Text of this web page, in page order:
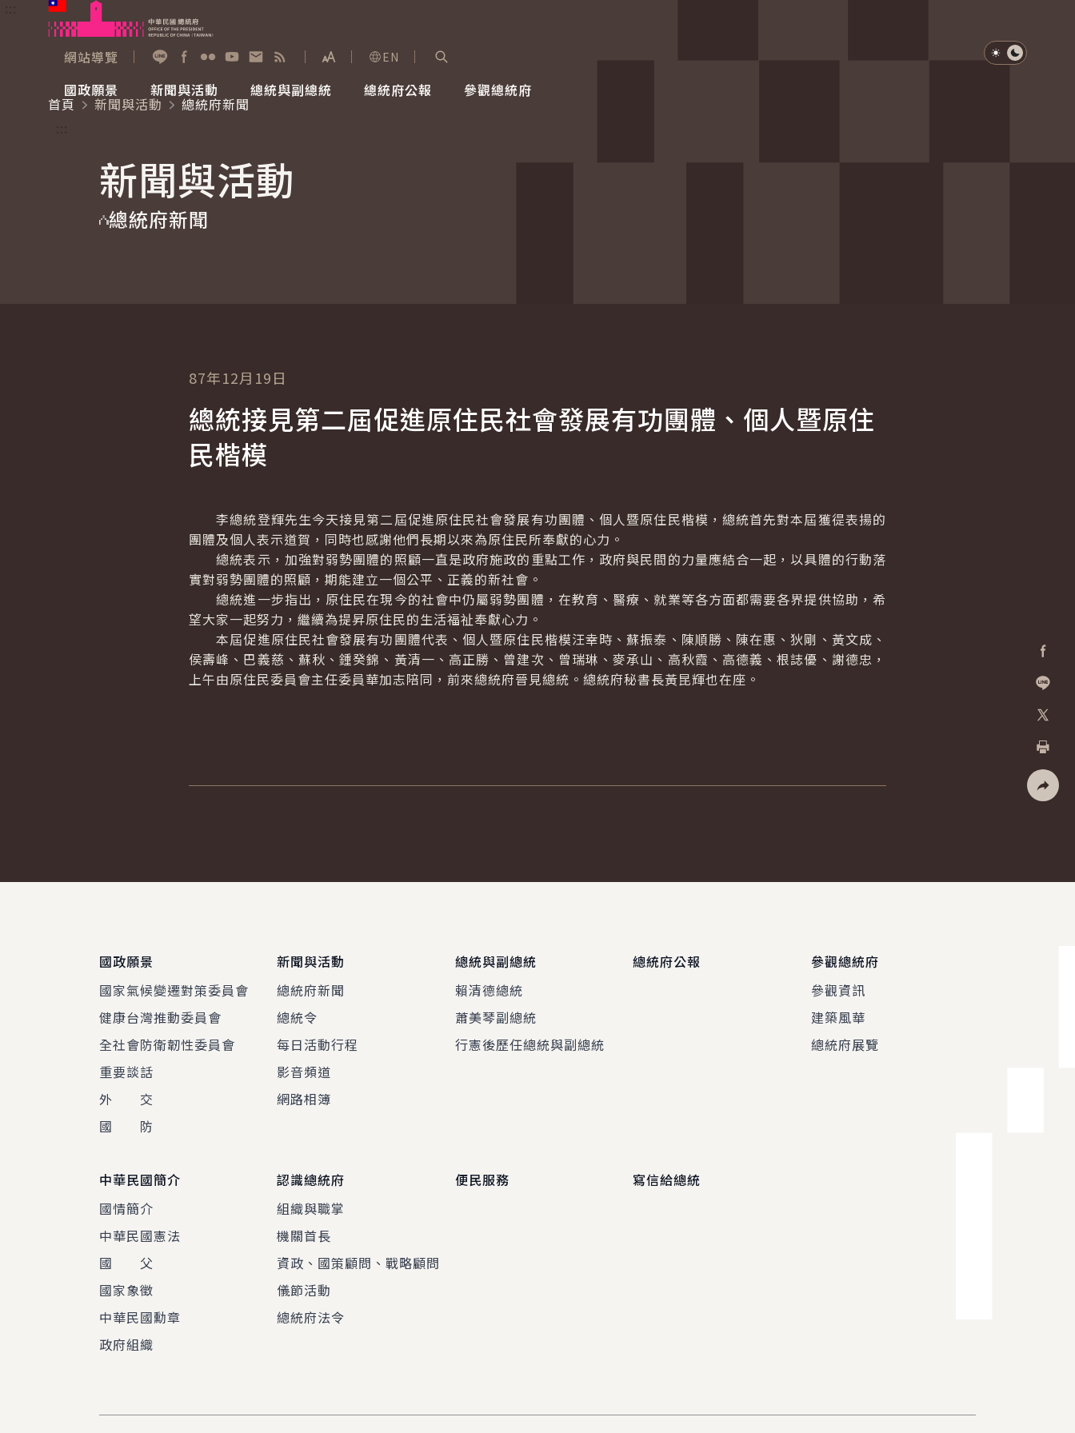
跳到主要內容
網站導覽
展開字級選單
EN
國政願景
國家氣候變遷對策委員會
重要談話
新聞與活動
總統府新聞
影音頻道
總統與副總統
賴清德總統
總統府公報 參觀總統府
參觀資訊
淺色模式
深色模式
首頁
新聞與活動
總統府新聞
新聞與活動
總統府新聞
加入好
列印
87年12月19日
總統接見第二屆促進原住民社會發展有功團體、個人暨原住
民楷模
李總統登輝先生今天接見第二屆促進原住民社會發展有功團體、個人暨原住民楷模，總統首先對本屆獲徥表揚的
團體及個人表示道賀，同時也感謝他們長期以來為原住民所奉獻的心力。
總統表示，加強對弱勢團體的照顧一直是政府施政的重點工作，政府與民間的力量應結合一起，以具體的行動落
實對弱勢團體的照顧，期能建立一個公平、正義的新社會。
總統進一步指出，原住民在現今的社會中仍屬弱勢團體，在教育、醫療、就業等各方面都需要各界提供協助，希
望大家一起努力，繼續為提昇原住民的生活福祉奉獻心力。
本屆促進原住民社會發展有功團體代表、個人暨原住民楷模汪幸時、蘇振泰、陳順勝、陳在惠、狄剛、黃文成、
侯壽峰、巴義慈、蘇秋、鍾癸錦、黃清一、高正勝、曾建次、曾瑞琳、麥承山、高秋霞、高德義、根誌優、謝德忠，
上午由原住民委員會主任委員華加志陪同，前來總統府晉見總統。總統府秘書長黃昆輝也在座。
國政願景
國家氣候變遷對策委員會
健康台灣推動委員會
全社會防衛韌性委員會
重要談話
外 交
國 防
新聞與活動
總統府新聞
總統令
每日活動行程
影音頻道
網路相簿
總統與副總統
賴清德總統
蕭美琴副總統
行憲後歷任總統與副總統
總統府公報
參觀總統府
參觀資訊
建築風華
總統府展覽
中華民國簡介
國情簡介
中華民國憲法
國 父
國家象徵
中華民國勳章
政府組織
認識總統府
組織與職掌
機關首長
資政、國策顧問、戰略顧問
儀節活動
總統府法令
便民服務 寫信給總統